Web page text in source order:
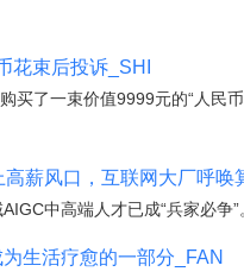
花束后投诉_SHI
买了一束价值9999元的“人民
薪风口，互联网大厂呼唤
中高端人才已成“兵家必
生活疗愈的一部分_FAN